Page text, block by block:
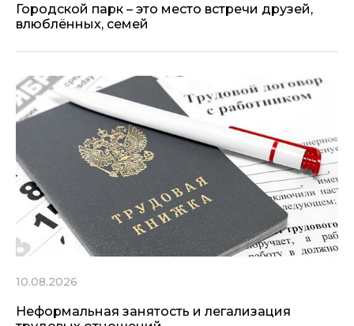
Городской парк – это место встречи друзей,
влюблённых, семей
10.08.2026
Неформальная занятость и легализация